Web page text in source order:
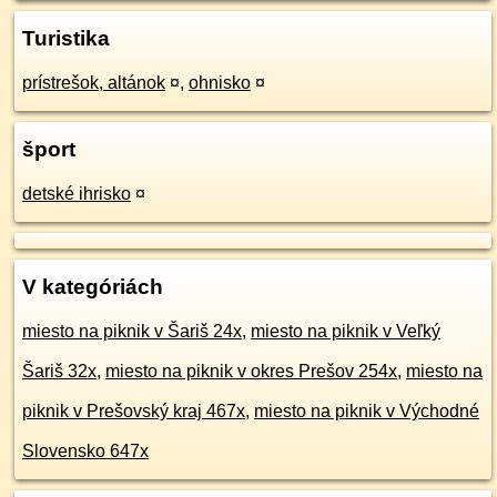
Turistika
prístrešok, altánok ¤, ohnisko ¤
šport
detské ihrisko ¤
V kategóriách
miesto na piknik v Šariš 24x, miesto na piknik v Veľký
Šariš 32x, miesto na piknik v okres Prešov 254x, miesto na
piknik v Prešovský kraj 467x, miesto na piknik v Východné
Slovensko 647x